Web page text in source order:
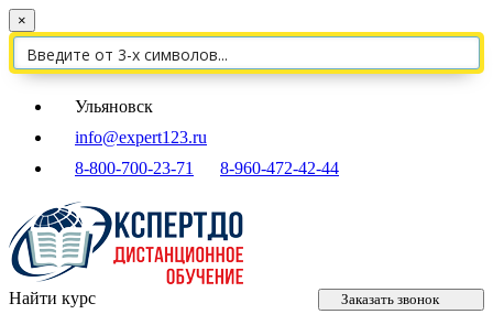
×
Ульяновск
info@expert123.ru
8-800-700-23-71
8-960-472-42-44
Найти курс Заказать звонок